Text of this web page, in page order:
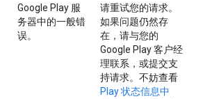
Google Play 服
务器中的一般错
误。
请重试您的请求。
如果问题仍然存
在，请与您的
Google Play 客户经
理联系，或提交支
持请求。不妨查看
Play 状态信息中